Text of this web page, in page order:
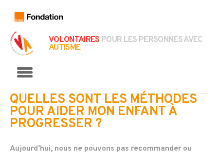
VOLONTAIRES POUR LES PERSONNES AVEC
AUTISME
QUELLES SONT LES MÉTHODES
POUR AIDER MON ENFANT À
PROGRESSER ?
Aujourd’hui, nous ne pouvons pas recommander ou